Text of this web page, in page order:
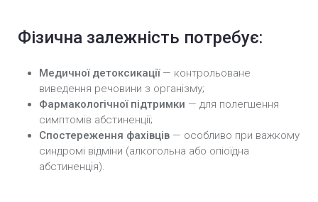
Фізична залежність потребує:
Медичної детоксикації— контрольоване
виведення речовини з організму;
Фармакологічної підтримки — для полегшення
симптомів абстиненції;
Спостереження фахівців — особливо при важкому
синдромі відміни (алкогольна або опіоїдна
абстиненція).